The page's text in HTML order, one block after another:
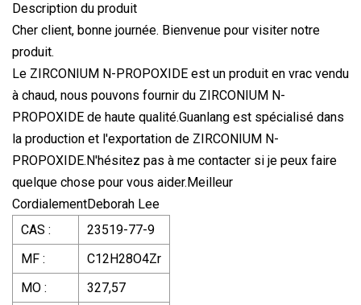
Description du produit
Cher client, bonne journée. Bienvenue pour visiter notre
produit.
Le ZIRCONIUM N-PROPOXIDE est un produit en vrac vendu
à chaud, nous pouvons fournir du ZIRCONIUM N-
PROPOXIDE de haute qualité.Guanlang est spécialisé dans
la production et l'exportation de ZIRCONIUM N-
PROPOXIDE.N'hésitez pas à me contacter si je peux faire
quelque chose pour vous aider.Meilleur
CordialementDeborah Lee
CAS :
23519-77-9
MF :
C12H28O4Zr
MO :
327,57